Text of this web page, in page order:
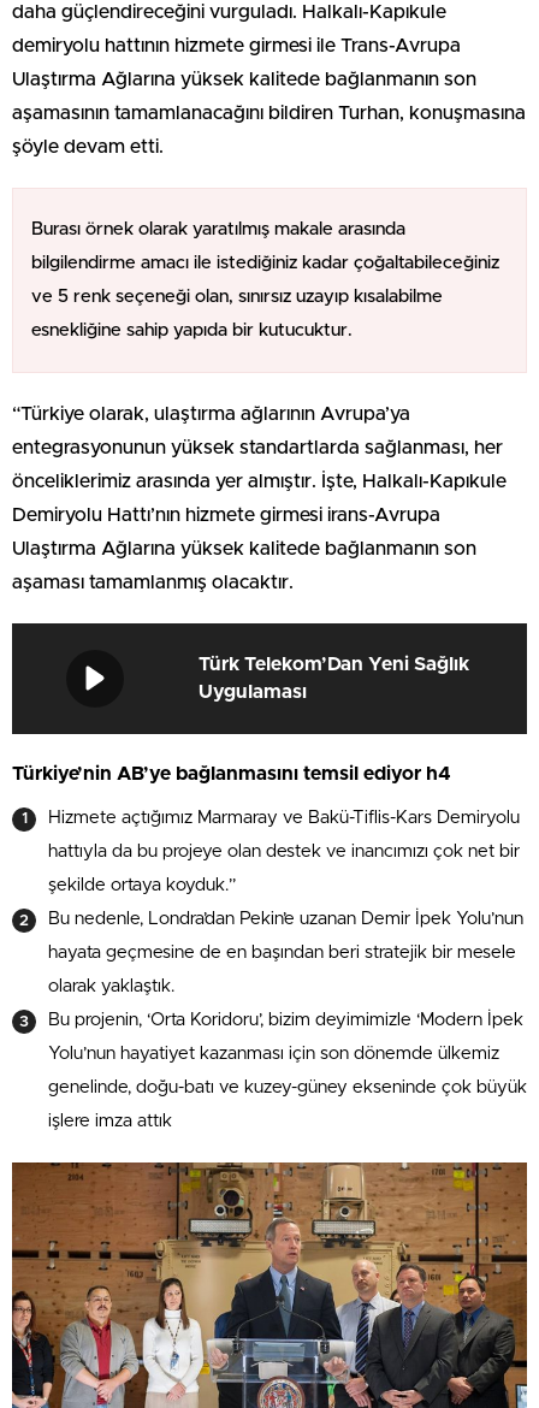
daha güçlendireceğini vurguladı. Halkalı-Kapıkule
demiryolu hattının hizmete girmesi ile Trans-Avrupa
Ulaştırma Ağlarına yüksek kalitede bağlanmanın son
aşamasının tamamlanacağını bildiren Turhan, konuşmasına
şöyle devam etti.
Burası örnek olarak yaratılmış makale arasında
bilgilendirme amacı ile istediğiniz kadar çoğaltabileceğiniz
ve 5 renk seçeneği olan, sınırsız uzayıp kısalabilme
esnekliğine sahip yapıda bir kutucuktur.
“Türkiye olarak, ulaştırma ağlarının Avrupa’ya
entegrasyonunun yüksek standartlarda sağlanması, her
önceliklerimiz arasında yer almıştır. İşte, Halkalı-Kapıkule
Demiryolu Hattı’nın hizmete girmesi irans-Avrupa
Ulaştırma Ağlarına yüksek kalitede bağlanmanın son
aşaması tamamlanmış olacaktır.
Türk Telekom’Dan Yeni Sağlık
Uygulaması
Türkiye’nin AB’ye bağlanmasını temsil ediyor h4
Hizmete açtığımız Marmaray ve Bakü-Tiflis-Kars Demiryolu
hattıyla da bu projeye olan destek ve inancımızı çok net bir
şekilde ortaya koyduk.”
Bu nedenle, Londra’dan Pekin’e uzanan Demir İpek Yolu’nun
hayata geçmesine de en başından beri stratejik bir mesele
olarak yaklaştık.
Bu projenin, ‘Orta Koridoru’, bizim deyimimizle ‘Modern İpek
Yolu’nun hayatiyet kazanması için son dönemde ülkemiz
genelinde, doğu-batı ve kuzey-güney ekseninde çok büyük
işlere imza attık